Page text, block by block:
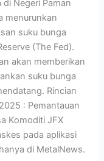
Negeri Paman
menurunkan
suku bunga
(The Fed).
akan memberikan
suku bunga
Rincian
: Pemantauan
Komoditi JFX
pada aplikasi
di MetalNews.